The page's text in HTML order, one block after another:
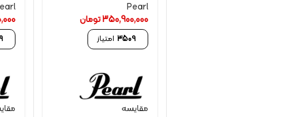
Pearl
350,900,000تومان
3509 امتیاز
مقایسه